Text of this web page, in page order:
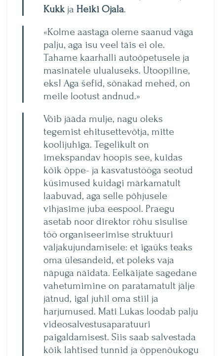
Kukk ja Heiki Ojala.
«Kolme aastaga oleme saa­nud väga
palju, aga isu veel täis ei ole.
Tahame kaarhalli autoõpetusele ja
masinatele ulualuseks. Utoopiline,
eks! Aga šefid, sõnakad mehed, on
meile lootust andnud.»
Võib jääda mulje, nagu oleks
tegemist ehitusettevõtja, mitte
koolijuhiga. Tegelikult on
imekspandav hoopis see, kuidas
kõik õppe- ja kasvatustööga seotud
küsimused kuidagi märkamatult
laabu­vad, aga selle põhjusele
vihjasime juba eespool. Praegu
asetab noor direktor rõhu sisulise
töö organiseerimise struktuuri
väljakujundamisele: et iga­üks teaks
oma ülesandeid, et poleks vaja
näpuga näidata. Eelkäijate sagedane
vahetumimine on paratamatult jälje
jätnud, igal juhil oma stiil ja
harjumused. Mati Lukas loodab palju
videosalvestusaparatuuri
paigaldamisest. Siis saab salvestada
kõik lahtised tunnid ja õppenõukogu